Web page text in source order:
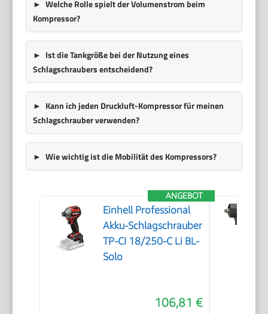
Welche Rolle spielt der Volumenstrom beim
Kompressor?
Ist die Tankgröße bei der Nutzung eines
Schlagschraubers entscheidend?
Kann ich jeden Druckluft-Kompressor für meinen
Schlagschrauber verwenden?
Wie wichtig ist die Mobilität des Kompressors?
ANGEBOT
Einhell Professional
Akku-Schlagschrauber
TP-CI 18/250-C Li BL-
Solo
106,81 €